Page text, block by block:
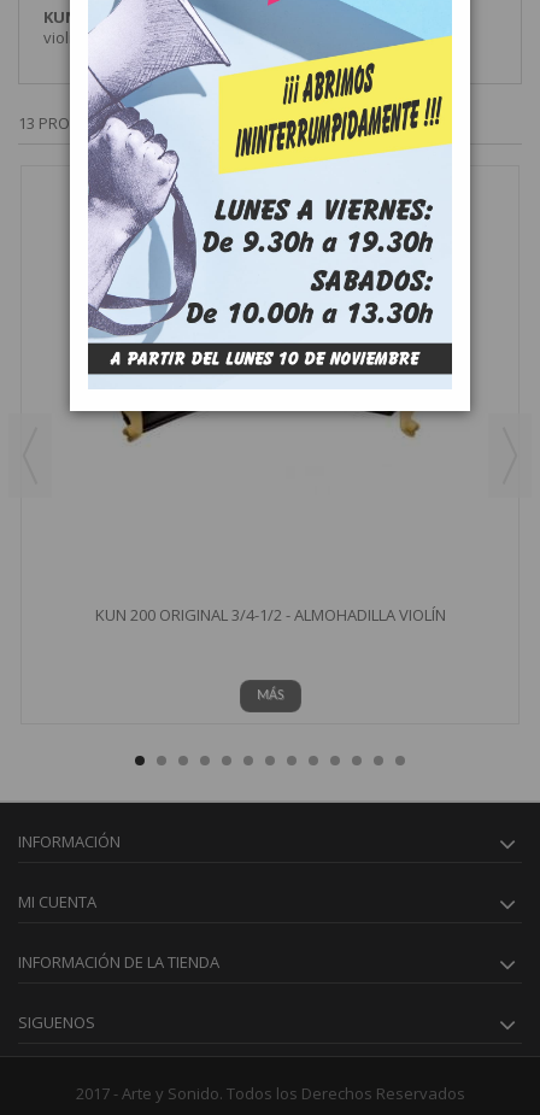
KUN 311 MXL es una pata tornillo extralargo (35 mm)
violín 4/4 y viola excepto Voce.
13 PRODUCTOS MÁS EN LA MISMA CATEGORÍA:
KUN 200 ORIGINAL 3/4-1/2 - ALMOHADILLA VIOLÍN
MÁS
INFORMACIÓN
MI CUENTA
INFORMACIÓN DE LA TIENDA
SIGUENOS
2017 - Arte y Sonido. Todos los Derechos Reservados